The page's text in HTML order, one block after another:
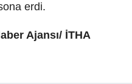
erdi.
Ajansı/ İTHA